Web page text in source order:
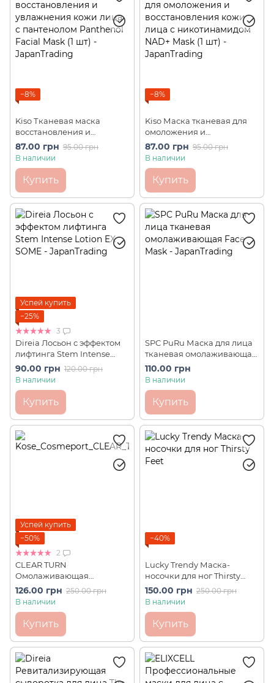
−8%
Kiso Тканевая маска
восстановления и
увлажнения кожи лица с
пантенолом Panthenol
87.00 грн 95.00 грн
В наличии
Купить
−8%
Kiso Маска тканевая для
омоложения и
восстановления кожи
лица с никотинамидом
87.00 грн 95.00 грн
В наличии
Купить
Успей купить
−25%
3
Direia Лосьон с эффектом
лифтинга Stem Intense
Lotion EX SOME (2 мл,
пробник)
90.00 грн 120.00 грн
В наличии
Купить
SPC PuRu Маска для лица
тканевая омолаживающая
Face Mask (1 шт)
110.00 грн
В наличии
Купить
Успей купить
−50%
2
CLEAR TURN
Омолаживающая
лифтинговая маска с
гиалуроновой кислотой
126.00 грн 250.00 грн
В наличии
Купить
−40%
Lucky Trendy Маска-
носочки для ног Thirsty
Feet (2 шт)
150.00 грн 250.00 грн
В наличии
Купить